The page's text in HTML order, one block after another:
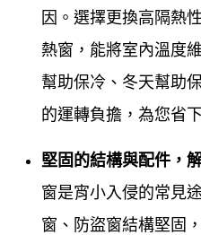
鋁門窗工程宅急便專業於
年來除了長期配合設計師
規劃鋁門窗實務經驗外，
區家庭，對於門窗製定的
的溝通及施工受的售後服
合理平實的價格提供給所
因。選擇更換高隔熱
熱窗，能將室內溫度
幫助保冷、冬天幫助
的運轉負擔，為您省
堅固的結構與配件，
窗是宵小入侵的常見
窗、防盜窗結構堅固